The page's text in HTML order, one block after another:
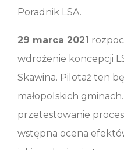
Poradnik LSA.
29 marca 2021
wdrożenie koncepcji
Skawina. Pilotaż ten
małopolskich
przetestowanie
wstępna ocena